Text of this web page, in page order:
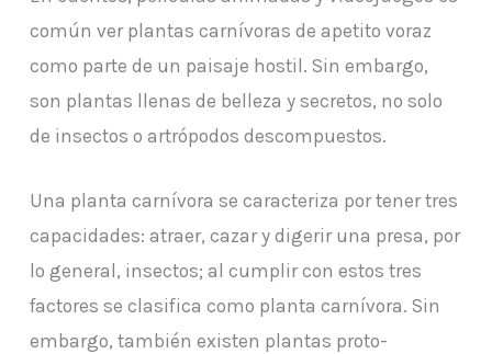
común ver plantas carnívoras de apetito voraz
como parte de un paisaje hostil. Sin embargo,
son plantas llenas de belleza y secretos, no solo
de insectos o artrópodos descompuestos.
Una planta carnívora se caracteriza por tener tres
capacidades: atraer, cazar y digerir una presa, por
lo general, insectos; al cumplir con estos tres
factores se clasifica como planta carnívora. Sin
embargo, también existen plantas proto-